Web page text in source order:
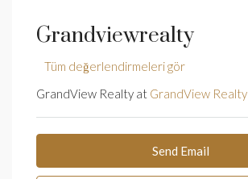
Grandviewrealty
Tüm değerlendirmeleri gör
GrandView Realty at GrandView Realty
Send Email